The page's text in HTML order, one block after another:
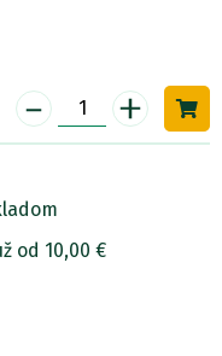
- +
od 10,00 €